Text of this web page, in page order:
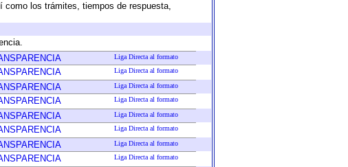
como los trámites, tiempos de respuesta,
Liga Directa al formato
Liga Directa al formato
Liga Directa al formato
Liga Directa al formato
Liga Directa al formato
Liga Directa al formato
Liga Directa al formato
Liga Directa al formato